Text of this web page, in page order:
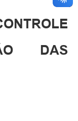
DAS